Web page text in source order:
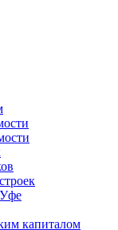
капиталом